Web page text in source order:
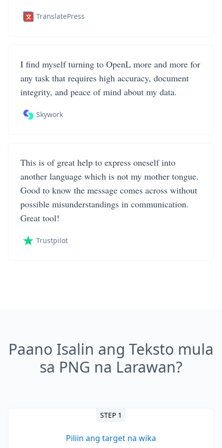
TranslatePress
I find myself turning to OpenL more and more for
any task that requires high accuracy, document
integrity, and peace of mind about my data.
Skywork
This is of great help to express oneself into
another language which is not my mother tongue.
Good to know the message comes across without
possible misunderstandings in communication.
Great tool!
Trustpilot
Paano Isalin ang Teksto mula
sa PNG na Larawan?
STEP 1
Piliin ang target na wika